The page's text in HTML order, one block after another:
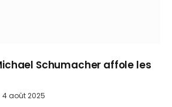
Schumacher affole les
4 août 2025